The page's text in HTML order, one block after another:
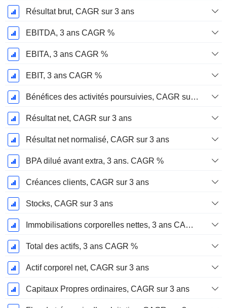
Résultat brut, CAGR sur 3 ans
EBITDA, 3 ans CAGR %
EBITA, 3 ans CAGR %
EBIT, 3 ans CAGR %
Bénéfices des activités poursuivies, CAGR sur 3 ans
Résultat net, CAGR sur 3 ans
Résultat net normalisé, CAGR sur 3 ans
BPA dilué avant extra, 3 ans. CAGR %
Créances clients, CAGR sur 3 ans
Stocks, CAGR sur 3 ans
Immobilisations corporelles nettes, 3 ans CAGR %
Total des actifs, 3 ans CAGR %
Actif corporel net, CAGR sur 3 ans
Capitaux Propres ordinaires, CAGR sur 3 ans